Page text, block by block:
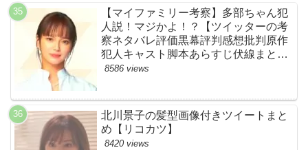
【マイファミリー考察】多部ちゃん犯
人説！マジかよ！？【ツイッターの考
察ネタバレ評価黒幕評判感想批判原作
犯人キャスト脚本あらすじ伏線まと
め・多部未華子】
8586 views
北川景子の髪型画像付きツイートまと
め【リコカツ】
8420 views